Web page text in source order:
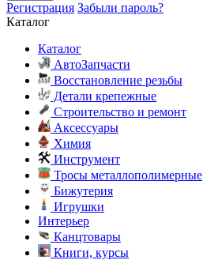
Регистрация Забыли пароль?
Каталог
Каталог
АвтоЗапчасти
Восстановление резьбы
Детали крепежные
Строительство и ремонт
Аксессуары
Химия
Инструмент
Тросы металлополимерные
Бижутерия
Игрушки
Интерьер
Канцтовары
Книги, курсы